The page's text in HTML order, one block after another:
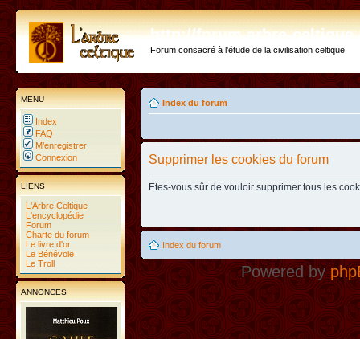
http://forum.arbre-
Forum consacré à l'étude de la civilisation celtique
MENU
Index
FAQ
M’enregistrer
Connexion
LIENS
L'Arbre Celtique
L'encyclopédie
Forum
Charte du forum
Le livre d'or
Le Bénévole
Le Troll
ANNONCES
Index du forum
Supprimer les cookies du forum
Etes-vous sûr de vouloir supprimer tous les
Index du forum
Powered by